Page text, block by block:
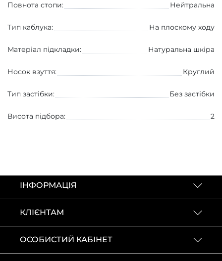
Повнота стопи: Нейтральна
Тип каблука: На плоскому ходу
Матеріал підкладки: Натуральна шкіра
Носок взуття: Круглий
Тип застібки: Без застібки
Висота підбора: 2
ІНФОРМАЦІЯ
КЛІЄНТАМ
ОСОБИСТИЙ КАБІНЕТ